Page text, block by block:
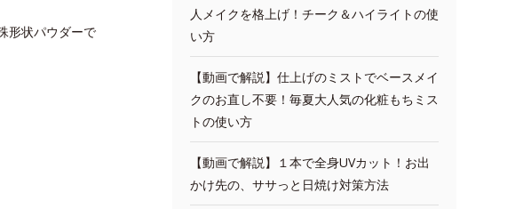
形状パウダーで
人メイクを格上げ！チーク＆ハイライトの使
い方
【動画で解説】仕上げのミストでベースメイ
クのお直し不要！毎夏大人気の化粧もちミス
トの使い方
【動画で解説】１本で全身UVカット！お出
かけ先の、ササっと日焼け対策方法